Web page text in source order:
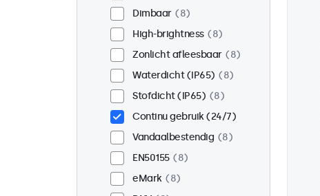
Dimbaar
8
High-brightness
8
Zonlicht afleesbaar
8
Waterdicht (IP65)
8
Stofdicht (IP65)
8
Continu gebruik (24/7)
Vandaalbestendig
8
EN50155
8
eMark
8